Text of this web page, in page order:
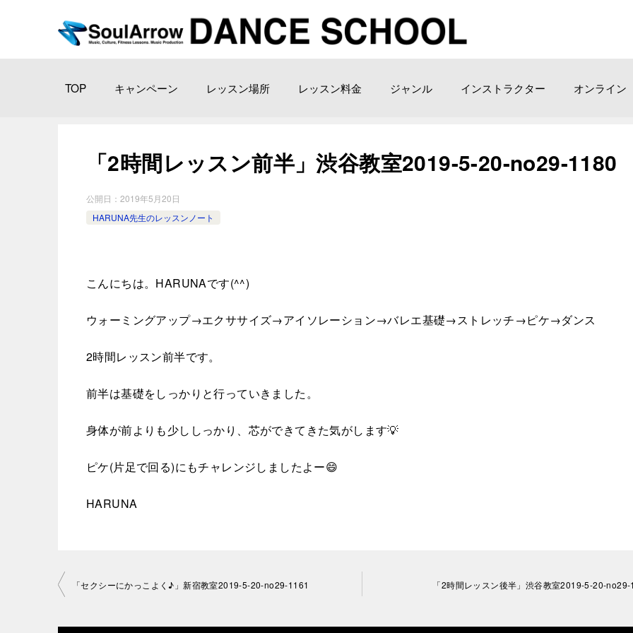
TOP キャンペーン レッスン場所 レッスン料金 ジャンル インストラクター オンライン
「2時間レッスン前半」渋谷教室2019-5-20-no29-1180
公開日： 2019年5月20日
HARUNA先生のレッスンノート
こんにちは。HARUNAです(^^)
ウォーミングアップ→エクササイズ→アイソレーション→バレエ基礎→ストレッチ→ピケ→ダンス
2時間レッスン前半です。
前半は基礎をしっかりと行っていきました。
身体が前よりも少ししっかり、芯ができてきた気がします💡
ピケ(片足で回る)にもチャレンジしましたよー😄
HARUNA
投
「セクシーにかっこよく♪」新宿教室2019-5-20-no29-1161 「2時間レッスン後半」渋谷教室2019-5-20-